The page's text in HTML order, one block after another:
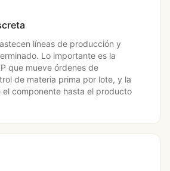
líneas de producción y
Lo importante es la
que mueve órdenes de
de materia prima por lote, y la
componente hasta el producto